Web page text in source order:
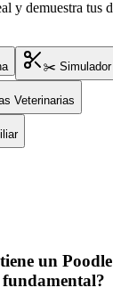
y demuestra tus
✂️ Simulador
Veterinarias
un
fundamental?